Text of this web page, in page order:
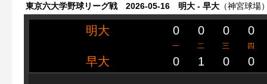
東京六大学野球リーグ戦 2026-05-16 明大 - 早大 （神宮球場
明大 0 0 0 0
一 二 三 四
早大 0 1 0 0